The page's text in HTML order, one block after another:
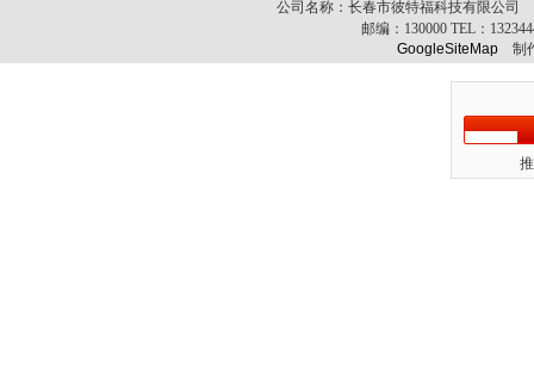
公司名称：长春市彼特福科技有限公司
邮编： 130000 TEL：
GoogleSiteMap 制